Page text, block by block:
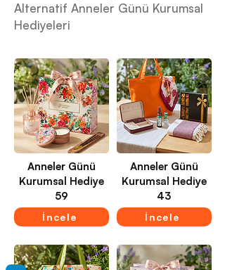
Alternatif Anneler Günü Kurumsal
Hediyeleri
Anneler Günü
Kurumsal Hediye
59
İncele
Anneler Günü
Kurumsal Hediye
43
İncele